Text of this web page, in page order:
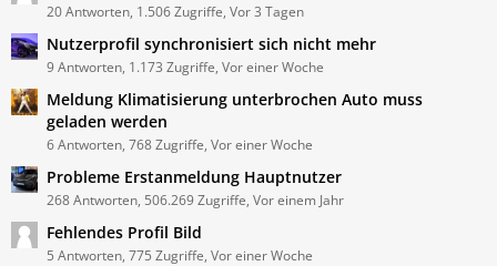
20 Antworten, 1.506 Zugriffe, Vor 3 Tagen
Nutzerprofil synchronisiert sich nicht mehr
9 Antworten, 1.173 Zugriffe, Vor einer Woche
Meldung Klimatisierung unterbrochen Auto muss
geladen werden
6 Antworten, 768 Zugriffe, Vor einer Woche
Probleme Erstanmeldung Hauptnutzer
268 Antworten, 506.269 Zugriffe, Vor einem Jahr
Fehlendes Profil Bild
5 Antworten, 775 Zugriffe, Vor einer Woche